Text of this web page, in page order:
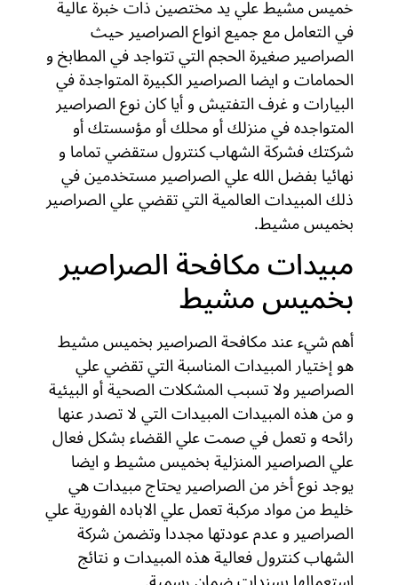
خميس مشيط علي يد مختصين ذات خبرة عالية
في التعامل مع جميع انواع الصراصير حيث
الصراصير صغيرة الحجم التي تتواجد في المطابخ و
الحمامات و ايضا الصراصير الكبيرة المتواجدة في
البيارات و غرف التفتيش و أيا كان نوع الصراصير
المتواجده في منزلك أو محلك أو مؤسستك أو
شركتك فشركة الشهاب كنترول ستقضي تماما و
نهائيا بفضل الله علي الصراصير مستخدمين في
ذلك المبيدات العالمية التي تقضي علي الصراصير
بخميس مشيط.
مبيدات مكافحة الصراصير
بخميس مشيط
أهم شيء عند مكافحة الصراصير بخميس مشيط
هو إختيار المبيدات المناسبة التي تقضي علي
الصراصير ولا تسبب المشكلات الصحية أو البيئية
و من هذه المبيدات المبيدات التي لا تصدر عنها
رائحه و تعمل في صمت علي القضاء بشكل فعال
علي الصراصير المنزلية بخميس مشيط و ايضا
يوجد نوع أخر من الصراصير يحتاج مبيدات هي
خليط من مواد مركبة تعمل علي الاباده الفورية علي
الصراصير و عدم عودتها مجددا وتضمن شركة
الشهاب كنترول فعالية هذه المبيدات و نتائج